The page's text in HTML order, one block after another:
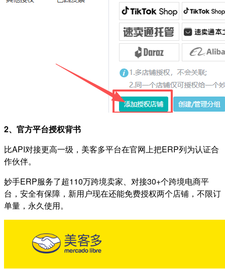
2、官方平台授权背书
比API对接更高一级，美客多平台在官网上把ERP列为认证合
作伙伴。
妙手ERP服务了超110万跨境卖家、对接30+个跨境电商平
台，安全有保障， 新用户现在还能免费授权两个店铺，不限订
单量，永久使用。